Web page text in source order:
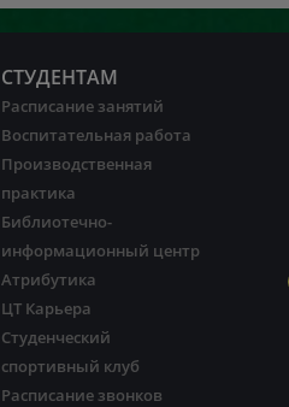
СТУДЕНТАМ
Расписание занятий
Воспитательная работа
Производственная
практика
Библиотечно-
информационный центр
Атрибутика
ЦТ Карьера
Студенческий
спортивный клуб
Расписание звонков